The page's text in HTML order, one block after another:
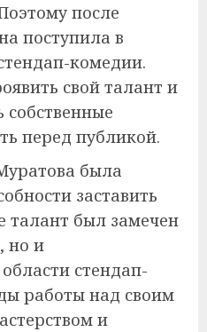
после
поступила в
комедии.
свой талант и
собственные
перед публикой.
была
заставить
талант был замечен
но и
стендап-
работы над своим
и